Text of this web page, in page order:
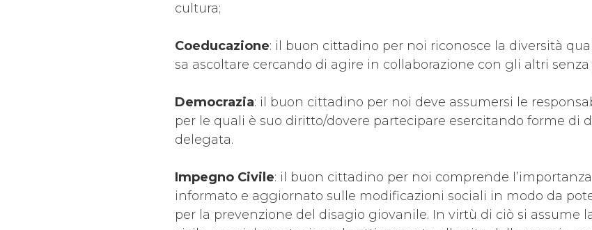
cultura;
Coeducazione: il buon cittadino per noi riconosce la diversità
sa ascoltare cercando di agire in collaborazione con gli altri
Democrazia: il buon cittadino per noi deve assumersi le
per le quali è suo diritto/dovere partecipare esercitando forme di
delegata.
Impegno Civile: il buon cittadino per noi comprende
informato e aggiornato sulle modificazioni sociali in modo da
per la prevenzione del disagio giovanile. In virtù di ciò si assume